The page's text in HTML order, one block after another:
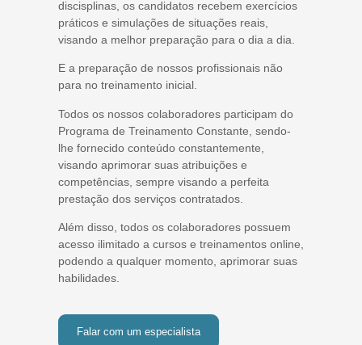
discisplinas, os candidatos recebem exercícios
práticos e simulações de situações reais,
visando a melhor preparação para o dia a dia.
E a preparação de nossos profissionais não
para no treinamento inicial.
Todos os nossos colaboradores participam do
Programa de Treinamento Constante, sendo-
lhe fornecido conteúdo constantemente,
visando aprimorar suas atribuições e
competências, sempre visando a perfeita
prestação dos serviços contratados.
Além disso, todos os colaboradores possuem
acesso ilimitado a cursos e treinamentos online,
podendo a qualquer momento, aprimorar suas
habilidades.
Falar com um especialista